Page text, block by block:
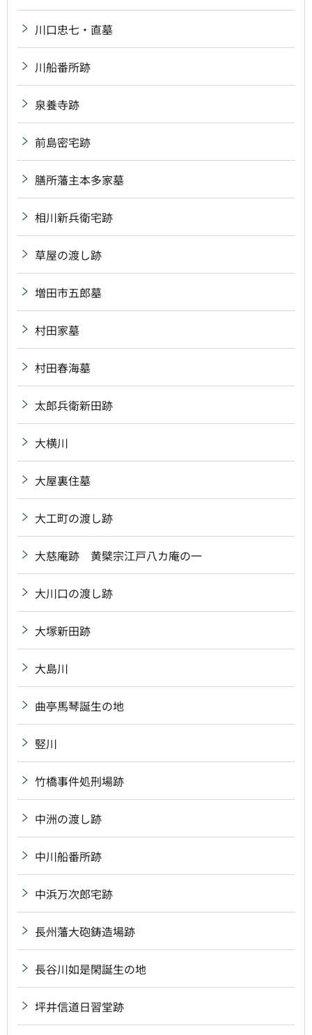
川口忠七・直墓
川船番所跡
泉養寺跡
前島密宅跡
膳所藩主本多家墓
相川新兵衛宅跡
草屋の渡し跡
増田市五郎墓
村田家墓
村田春海墓
太郎兵衛新田跡
大横川
大屋裏住墓
大工町の渡し跡
大慈庵跡 黄檗宗江戸八カ庵の一
大川口の渡し跡
大塚新田跡
大島川
曲亭馬琴誕生の地
竪川
竹橋事件処刑場跡
中洲の渡し跡
中川船番所跡
中浜万次郎宅跡
長州藩大砲鋳造場跡
長谷川如是閑誕生の地
坪井信道日習堂跡